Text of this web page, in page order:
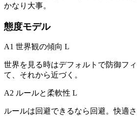
かなり大事。
態度モデル
A1 世界観の傾向 L
世界を見る時はデフォルトで防御フ
て、それから近づく。
A2 ルールと柔軟性 L
ルールは回避できるなら回避。快適さ